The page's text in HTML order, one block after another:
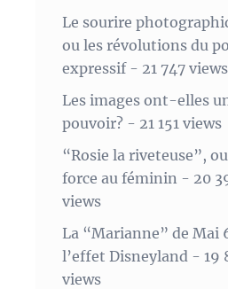
Le sourire
ou les révolutions du
expressif- 21 747 views
Les images ont-elles
pouvoir?- 21 151 views
“Rosie la riveteuse”,
force au féminin - 20
views
La “Marianne” de Mai
l’effet Disneyland - 19
views